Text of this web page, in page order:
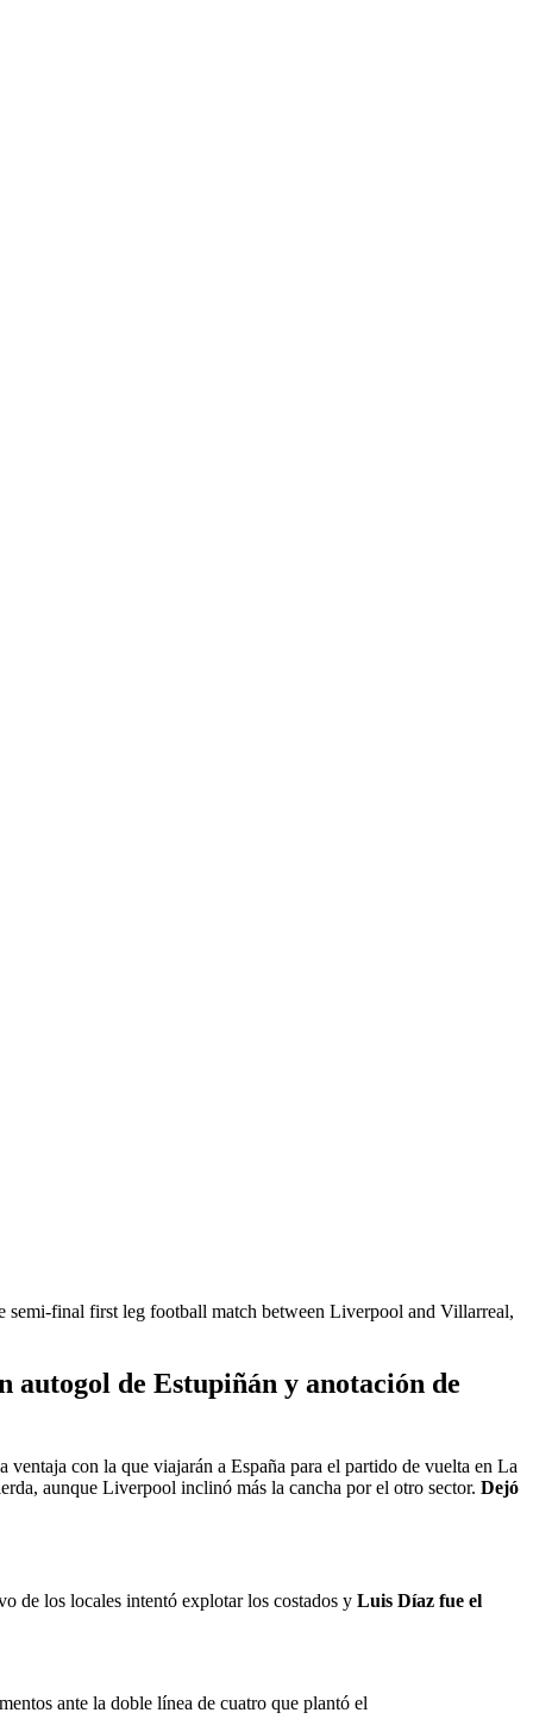
semi-final first leg football match between Liverpool and Villarreal,
autogol de Estupiñán y anotación de
con la que viajarán a España para el partido de vuelta en La
aunque Liverpool inclinó más la cancha por el otro sector. Dejó
de los locales intentó explotar los costados y Luis Díaz fue el
ante la doble línea de cuatro que plantó el